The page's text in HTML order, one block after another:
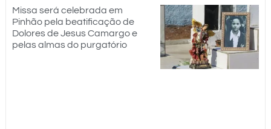
Missa será celebrada em
Pinhão pela beatificação de
Dolores de Jesus Camargo e
pelas almas do purgatório